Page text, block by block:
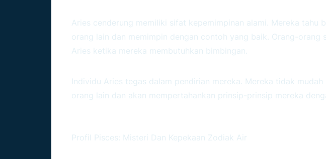
Aries cenderung memiliki sifat kepemimpinan alami. Mereka tahu
orang lain dan memimpin dengan contoh yang baik. Orang-orang
Aries ketika mereka membutuhkan bimbingan.
Individu Aries tegas dalam pendirian mereka. Mereka tidak
orang lain dan akan mempertahankan prinsip-prinsip mereka
Profil Pisces: Misteri Dan Kepekaan Zodiak Air